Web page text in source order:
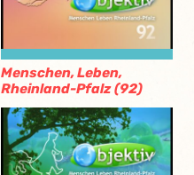
Menschen, Leben,
Rheinland-Pfalz (92)